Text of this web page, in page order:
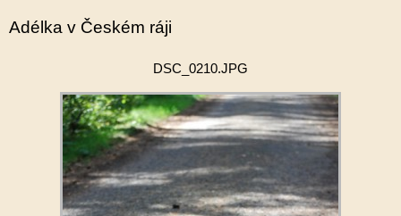
Adélka v Českém ráji
DSC_0210.JPG